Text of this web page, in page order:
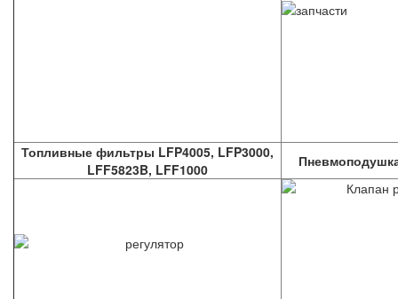
Топливные фильтры LFP4005, LFP3000,
LFF5823B, LFF1000